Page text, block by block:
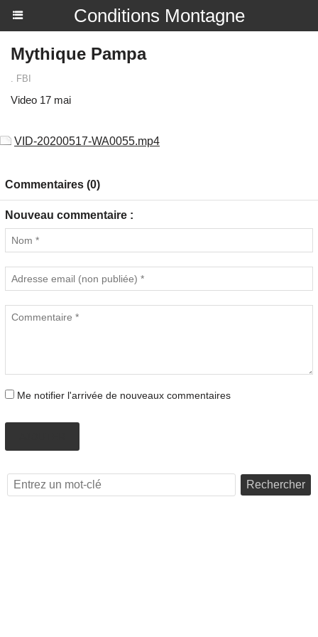
Conditions Montagne
Mythique Pampa
. FBI
Video 17 mai
VID-20200517-WA0055.mp4
Commentaires (0)
Nouveau commentaire :
Me notifier l'arrivée de nouveaux commentaires
Rechercher